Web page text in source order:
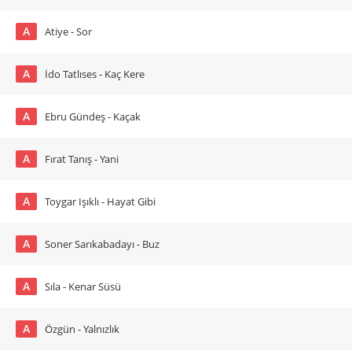
A Atiye - Sor
A İdo Tatlıses - Kaç Kere
A Ebru Gündeş - Kaçak
A Fırat Tanış - Yani
A Toygar Işıklı - Hayat Gibi
A Soner Sarıkabadayı - Buz
A Sıla - Kenar Süsü
A Özgün - Yalnızlık